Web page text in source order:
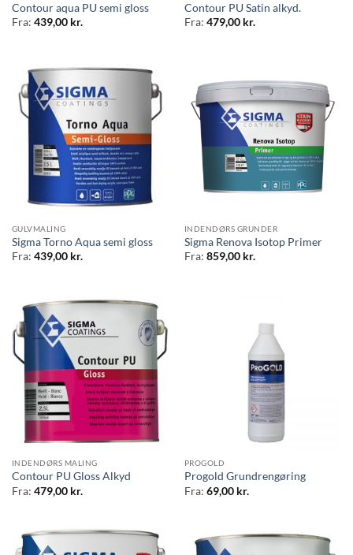
Contour aqua PU semi gloss
Fra: 439,00 kr.
Contour PU Satin alkyd.
Fra: 479,00 kr.
GULVMALING
Sigma Torno Aqua semi gloss
Fra: 439,00 kr.
INDENDØRS GRUNDER
Sigma Renova Isotop Primer
Fra: 859,00 kr.
INDENDØRS MALING
Contour PU Gloss Alkyd
Fra: 479,00 kr.
PROGOLD
Progold Grundrengøring
Fra: 69,00 kr.